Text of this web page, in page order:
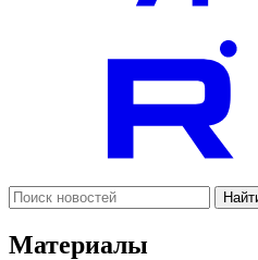
Материалы